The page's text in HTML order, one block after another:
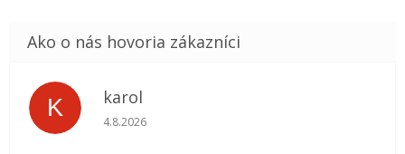
K karol
Hodnotenie obchodu je 5 z 5 hviezdičiek.
4.8.2026